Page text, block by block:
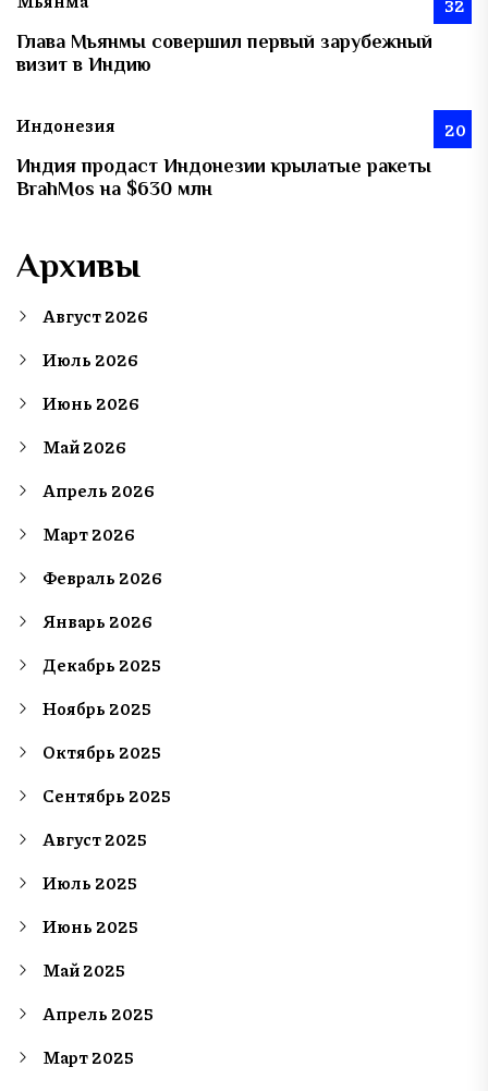
Глава Мьянмы совершил первый зарубежный
визит в Индию
Индонезия 20
Индия продаст Индонезии крылатые ракеты
BrahMos на $630 млн
Архивы
Август 2026
Июль 2026
Июнь 2026
Май 2026
Апрель 2026
Март 2026
Февраль 2026
Январь 2026
Декабрь 2025
Ноябрь 2025
Октябрь 2025
Сентябрь 2025
Август 2025
Июль 2025
Июнь 2025
Май 2025
Апрель 2025
Март 2025